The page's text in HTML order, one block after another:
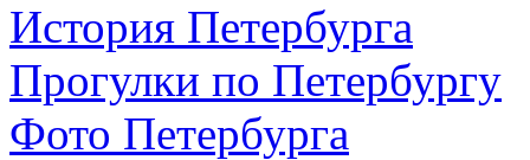
История Петербурга
Прогулки по Петербургу
Фото Петербурга